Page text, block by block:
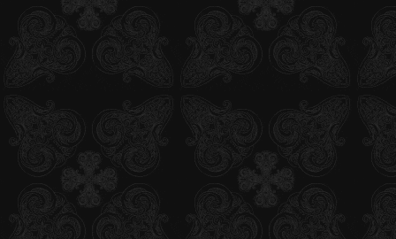
イラコン"祓魔塾画廊"三賢者(グリゴリ)賞発表！
2012.03.22
モバイルサイト「第10回祓魔師候補生認定試験」スター
ト！
舞台「青の祓魔師」、あにめたすチケット先行販売開
2012.03.02
舞台版のビジュアル＆チケット情報公開！
2012.02.25
店舗別購入特典【アニメイト】特典CDタイトル決定！